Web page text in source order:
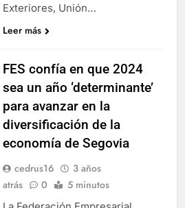
Exteriores, Unión…
Leer más
FES confía en que 2024
sea un año ‘determinante’
para avanzar en la
diversificación de la
economía de Segovia
cedrus16
3 años
atrás
0 5 minutos